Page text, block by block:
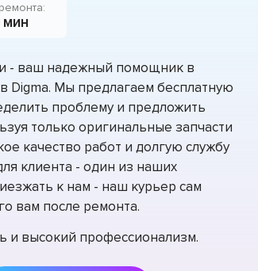
- ваш надежный помощник в
Digma. Мы предлагаем бесплатную
проблему и предложить
только оригинальные запчасти
качество работ и долгую службу
клиента - один из наших
к нам - наш курьер сам
вам после ремонта.
и высокий профессионализм.